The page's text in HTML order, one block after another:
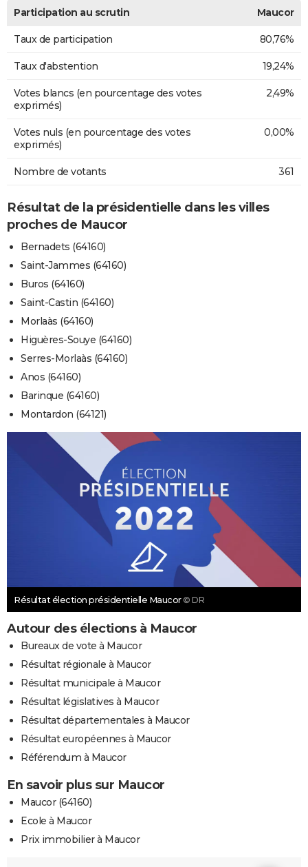
Participation au scrutin Maucor
Taux de participation 80,76%
Taux d'abstention 19,24%
Votes blancs (en pourcentage des votes
exprimés)
2,49%
Votes nuls (en pourcentage des votes
exprimés)
0,00%
Nombre de votants 361
Résultat de la présidentielle dans les villes
proches de Maucor
Bernadets (64160)
Saint-Jammes (64160)
Buros (64160)
Saint-Castin (64160)
Morlaàs (64160)
Higuères-Souye (64160)
Serres-Morlaàs (64160)
Anos (64160)
Barinque (64160)
Montardon (64121)
Résultat élection présidentielle Maucor © DR
Autour des élections à Maucor
Bureaux de vote à Maucor
Résultat régionale à Maucor
Résultat municipale à Maucor
Résultat législatives à Maucor
Résultat départementales à Maucor
Résultat européennes à Maucor
Référendum à Maucor
En savoir plus sur Maucor
Maucor (64160)
Ecole à Maucor
Prix immobilier à Maucor